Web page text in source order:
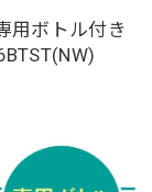
用ボトル付き